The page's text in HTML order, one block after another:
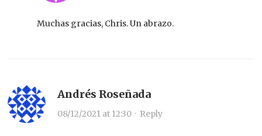
Muchas gracias, Chris. Un abrazo.
Andrés Roseñada
08/12/2021 at 12:30 · Reply